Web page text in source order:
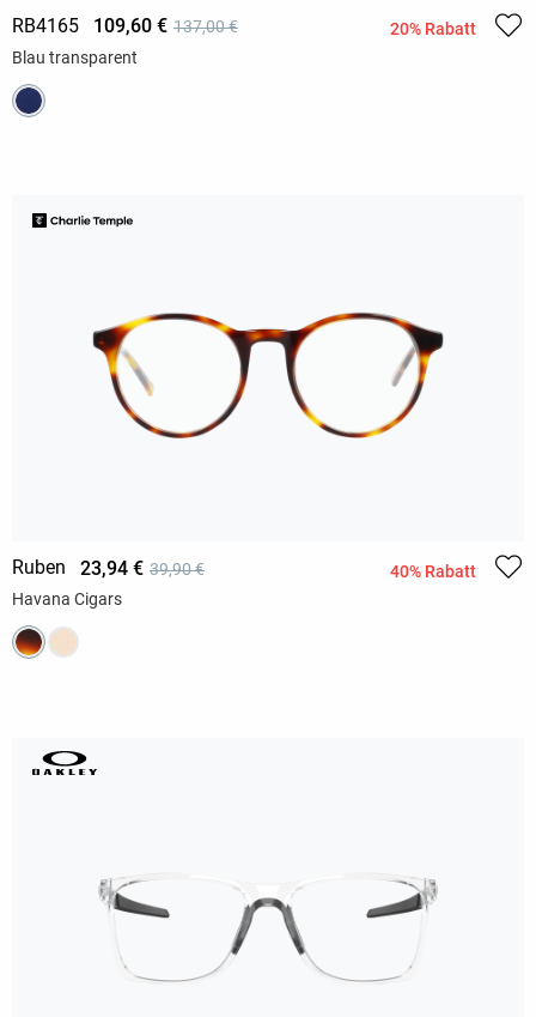
RB4165 109,60 € 137,00 €
20% Rabatt
Blau transparent
Ruben 23,94 € 39,90 €
40% Rabatt
Havana Cigars